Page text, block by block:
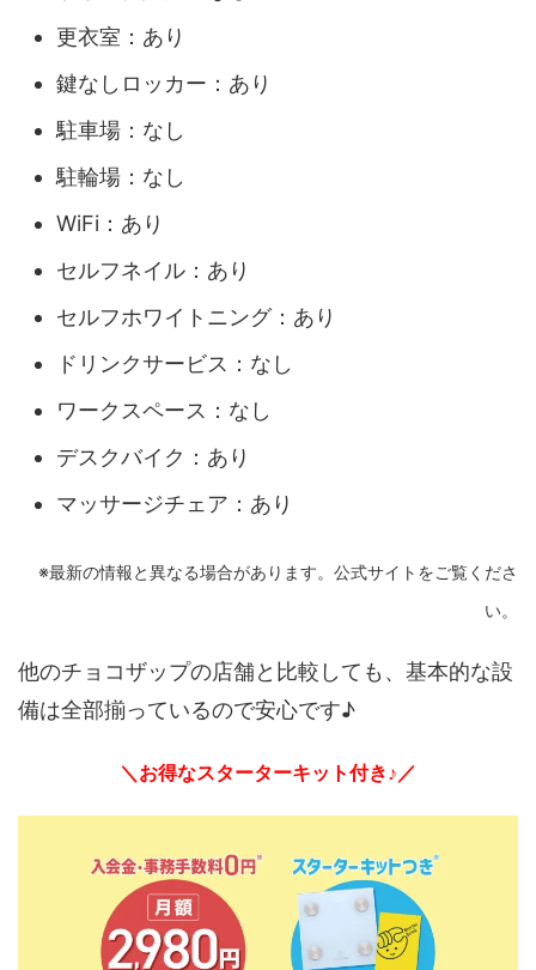
更衣室：あり
鍵なしロッカー：あり
駐車場：なし
駐輪場：なし
WiFi：あり
セルフネイル：あり
セルフホワイトニング：あり
ドリンクサービス：なし
ワークスペース：なし
デスクバイク：あり
マッサージチェア：あり
※最新の情報と異なる場合があります。公式サイトをご覧くださ
い。
他のチョコザップの店舗と比較しても、基本的な設
備は全部揃っているので安心です♪
＼お得なスターターキット付き♪／